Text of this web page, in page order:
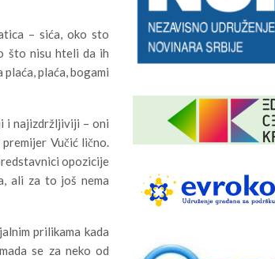
– sića, oko sto
što nisu hteli da ih
plaća, bogami
i najizdržljiviji – oni
Vučić lično.
opozicije
ali za to još nema
prilikama kada
se za neko od